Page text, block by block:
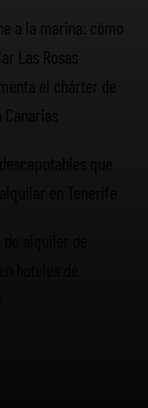
a la marina: cómo
Las Rosas
el chárter de